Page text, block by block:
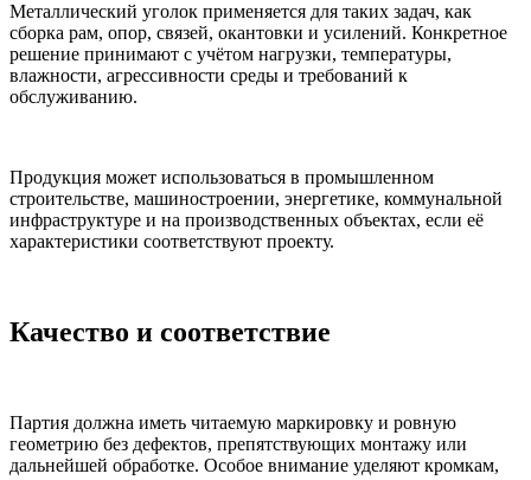
Металлический уголок применяется для таких задач, как
сборка рам, опор, связей, окантовки и усилений. Конкретное
решение принимают с учётом нагрузки, температуры,
влажности, агрессивности среды и требований к
обслуживанию.
Продукция может использоваться в промышленном
строительстве, машиностроении, энергетике, коммунальной
инфраструктуре и на производственных объектах, если её
характеристики соответствуют проекту.
Качество и соответствие
Партия должна иметь читаемую маркировку и ровную
геометрию без дефектов, препятствующих монтажу или
дальнейшей обработке. Особое внимание уделяют кромкам,